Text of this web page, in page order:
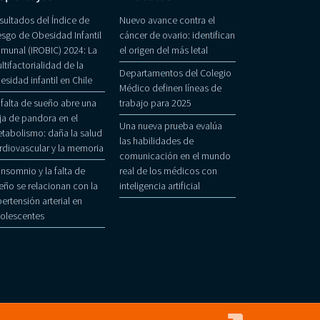
del Índice de
de Obesidad Infantil
(IROBIC) 2024: La
de la
infantil en Chile
falta de sueño abre una
de pandora en el
daña la salud
y la memoria
y la falta de
se relacionan con la
arterial en
Nuevo avance contra el
cáncer de ovario: identifican
el origen del más letal
Departamentos del Colegio
Médico definen líneas de
trabajo para 2025
Una nueva prueba evalúa
las habilidades de
comunicación en el mundo
real de los médicos con
inteligencia artificial